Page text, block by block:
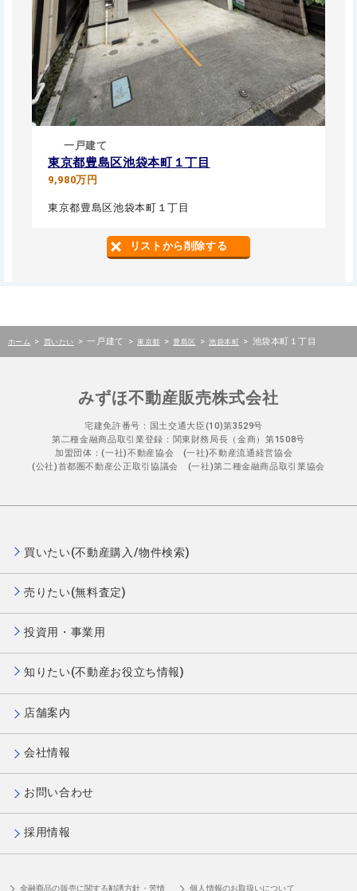
一戸建て
東京都豊島区池袋本町１丁目
9,980万円
東京都豊島区池袋本町１丁目
リストから削除する
ホーム > 買いたい > 一戸建て > 東京都 > 豊島区 > 池袋本町 > 池袋本町１丁目
みずほ不動産販売株式会社
宅建免許番号：国土交通大臣(10)第3529号
第二種金融商品取引業登録：関東財務局長（金商）第1508号
加盟団体：(一社)不動産協会 (一社)不動産流通経営協会
(公社)首都圏不動産公正取引協議会 (一社)第二種金融商品取引業協会
買いたい(不動産購入/物件検索)
売りたい(無料査定)
投資用・事業用
知りたい(不動産お役立ち情報)
店舗案内
会社情報
お問い合わせ
採用情報
金融商品の販売に関する勧誘方針・苦情 個人情報のお取扱いについて